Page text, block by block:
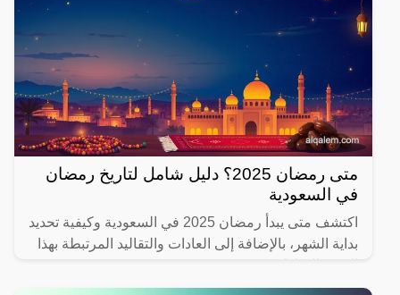
متى رمضان 2025؟ دليل شامل لتاريخ رمضان
في السعودية
اكتشف متى يبدأ رمضان 2025 في السعودية وكيفية تحديد
بداية الشهر، بالإضافة إلى العادات والتقاليد المرتبطة بهذا